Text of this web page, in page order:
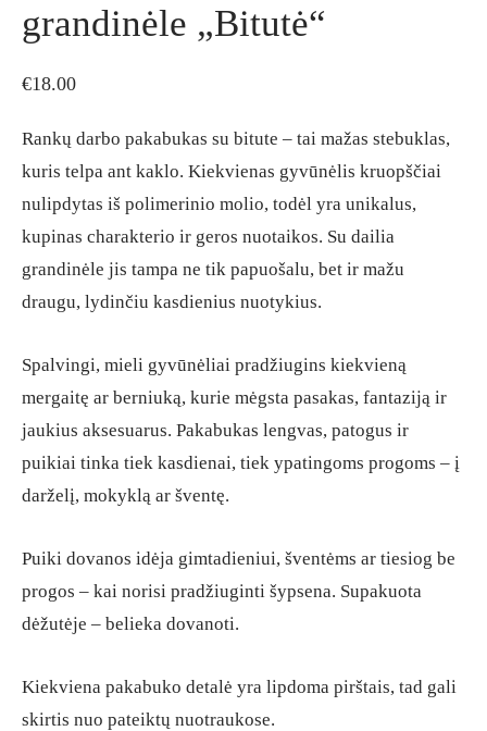
grandinėle „Bitutė“
€18.00
Rankų darbo pakabukas su bitute – tai mažas stebuklas,
kuris telpa ant kaklo. Kiekvienas gyvūnėlis kruopščiai
nulipdytas iš polimerinio molio, todėl yra unikalus,
kupinas charakterio ir geros nuotaikos. Su dailia
grandinėle jis tampa ne tik papuošalu, bet ir mažu
draugu, lydinčiu kasdienius nuotykius.
Spalvingi, mieli gyvūnėliai pradžiugins kiekvieną
mergaitę ar berniuką, kurie mėgsta pasakas, fantaziją ir
jaukius aksesuarus. Pakabukas lengvas, patogus ir
puikiai tinka tiek kasdienai, tiek ypatingoms progoms – į
darželį, mokyklą ar šventę.
Puiki dovanos idėja gimtadieniui, šventėms ar tiesiog be
progos – kai norisi pradžiuginti šypsena. Supakuota
dėžutėje – belieka dovanoti.
Kiekviena pakabuko detalė yra lipdoma pirštais, tad gali
skirtis nuo pateiktų nuotraukose.